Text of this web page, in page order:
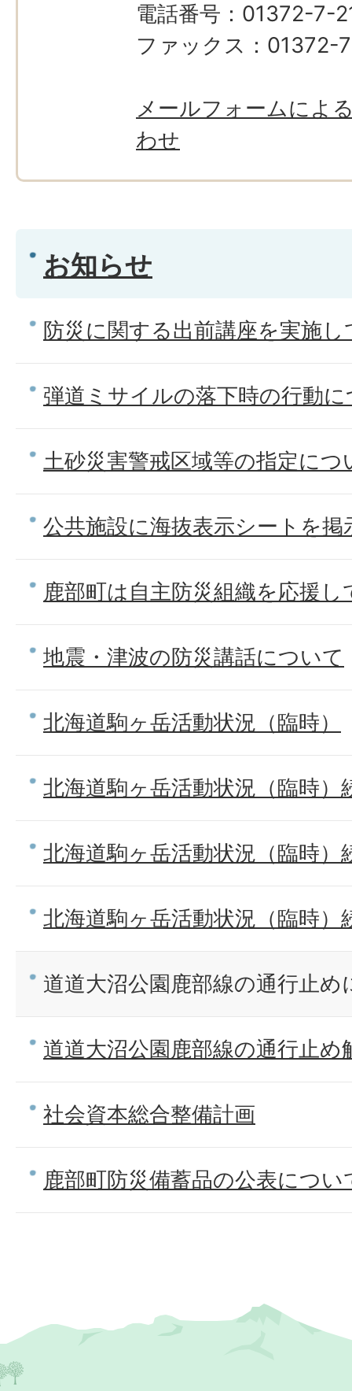
電話番号：01372-7-
ファックス：01372-
メールフォームによ
わせ
お知らせ
防災に関する出前講座を実施
弾道ミサイルの落下時の行動
土砂災害警戒区域等の指定につ
公共施設に海抜表示シートを
鹿部町は自主防災組織を応援し
地震・津波の防災講話について
北海道駒ヶ岳活動状況（臨時）
北海道駒ヶ岳活動状況（臨時
北海道駒ヶ岳活動状況（臨時
北海道駒ヶ岳活動状況（臨時
道道大沼公園鹿部線の通行止め
道道大沼公園鹿部線の通行止め
社会資本総合整備計画
鹿部町防災備蓄品の公表につい